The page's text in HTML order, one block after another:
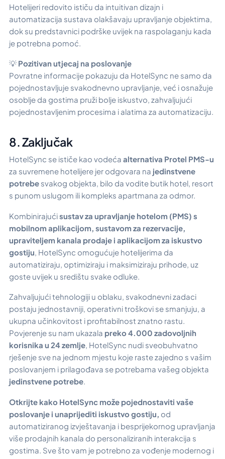
Hotelijeri redovito ističu da intuitivan dizajn i
automatizacija sustava olakšavaju upravljanje objektima,
dok su predstavnici podrške uvijek na raspolaganju kada
je potrebna pomoć.
💡 Pozitivan utjecaj na poslovanje
Povratne informacije pokazuju da HotelSync ne samo da
pojednostavljuje svakodnevno upravljanje, već i osnažuje
osoblje da gostima pruži bolje iskustvo, zahvaljujući
pojednostavljenim procesima i alatima za automatizaciju.
8. Zaključak
HotelSync se ističe kao vodeća alternativa Protel PMS-u
za suvremene hotelijere jer odgovara na jedinstvene
potrebe svakog objekta, bilo da vodite butik hotel, resort
s punom uslugom ili kompleks apartmana za odmor.
Kombinirajućisustav za upravljanje hotelom (PMS) s
mobilnom aplikacijom, sustavom za rezervacije,
upraviteljem kanala prodaje i aplikacijom za iskustvo
gostiju , HotelSync omogućuje hotelijerima da
automatiziraju, optimiziraju i maksimiziraju prihode, uz
goste uvijek u središtu svake odluke.
Zahvaljujući tehnologiji u oblaku, svakodnevni zadaci
postaju jednostavniji, operativni troškovi se smanjuju, a
ukupna učinkovitost i profitabilnost znatno rastu.
Povjerenje su nam ukazala preko 4.000 zadovoljnih
korisnika u 24 zemlje, HotelSync nudi sveobuhvatno
rješenje sve na jednom mjestu koje raste zajedno s vašim
poslovanjem i prilagođava se potrebama vašeg objekta
jedinstvene potrebe.
Otkrijte kako HotelSync može pojednostaviti vaše
poslovanje i unaprijediti iskustvo gostiju, od
automatiziranog izvještavanja i besprijekornog upravljanja
više prodajnih kanala do personaliziranih interakcija s
gostima. Sve što vam je potrebno za vođenje modernog i